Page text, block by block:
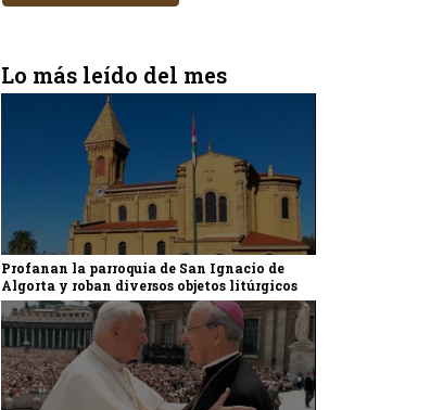
Lo más leído del mes
Profanan la parroquia de San Ignacio de
Algorta y roban diversos objetos litúrgicos